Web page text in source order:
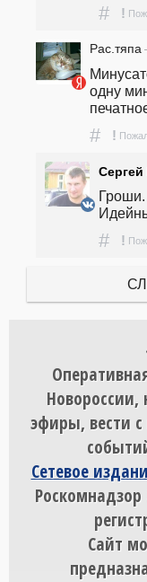
# !
Рас.тяпа
одну
# !
Гроши.
# !
эфиры, вести с
Сетевое
Роскомнадзор
Сайт